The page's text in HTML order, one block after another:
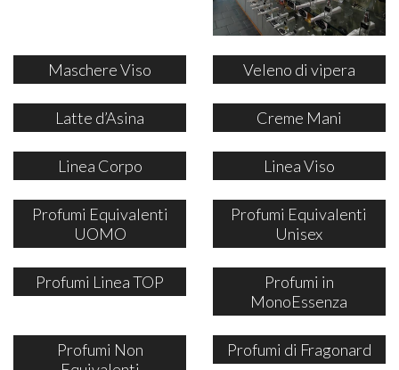
Maschere Viso Veleno di vipera
Latte d’Asina Creme Mani
Linea Corpo Linea Viso
Profumi Equivalenti
UOMO
Profumi Equivalenti
Unisex
Profumi Linea TOP
Profumi in
MonoEssenza
Profumi Non
Profumi di Fragonard